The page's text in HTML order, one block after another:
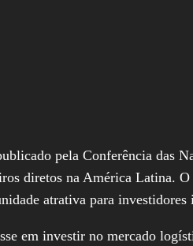
pela Conferência das
diretos na América Latina.
atrativa para
em investir no mercado